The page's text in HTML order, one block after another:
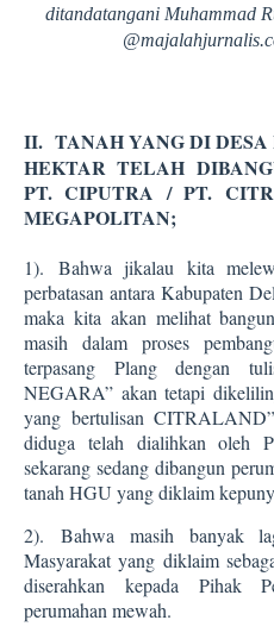
ditandatangani Muhammad
II. TANAH YANG DI DESA
HEKTAR TELAH
PT. CIPUTRA / PT.
MEGAPOLITAN;
1).
Bahwa jikalau kita
perbatasan antara Kabupaten
maka kita akan melihat
masih dalam proses
terpasang Plang dengan
NEGARA” akan tetapi
yang bertulisan
diduga telah dialihkan oleh
sekarang sedang dibangun
tanah HGU yang diklaim
2).
Bahwa masih banyak
Masyarakat yang diklaim
diserahkan kepada Pihak
perumahan mewah.